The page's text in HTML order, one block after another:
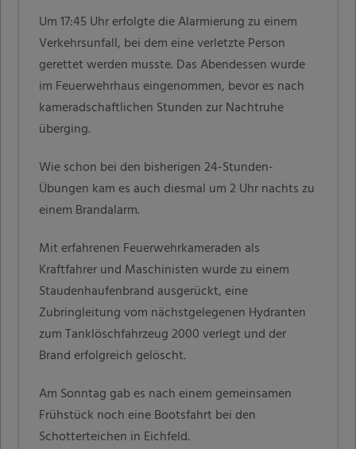
Um 17:45 Uhr erfolgte die Alarmierung zu einem
Verkehrsunfall, bei dem eine verletzte Person
gerettet werden musste. Das Abendessen wurde
im Feuerwehrhaus eingenommen, bevor es nach
kameradschaftlichen Stunden zur Nachtruhe
überging.
Wie schon bei den bisherigen 24-Stunden-
Übungen kam es auch diesmal um 2 Uhr nachts zu
einem Brandalarm.
Mit erfahrenen Feuerwehrkameraden als
Kraftfahrer und Maschinisten wurde zu einem
Staudenhaufenbrand ausgerückt, eine
Zubringleitung vom nächstgelegenen Hydranten
zum Tanklöschfahrzeug 2000 verlegt und der
Brand erfolgreich gelöscht.
Am Sonntag gab es nach einem gemeinsamen
Frühstück noch eine Bootsfahrt bei den
Schotterteichen in Eichfeld.